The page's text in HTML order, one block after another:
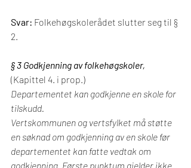
Svar: Folkehøgskolerådet slutter seg til §
2.
§ 3 Godkjenning av folkehøgskoler,
(Kapittel 4. i prop.)
Departementet kan godkjenne en skole for
tilskudd.
Vertskommunen og vertsfylket må støtte
en søknad om godkjenning av en skole før
departementet kan fatte vedtak om
godkjenning. Første punktum gjelder ikke